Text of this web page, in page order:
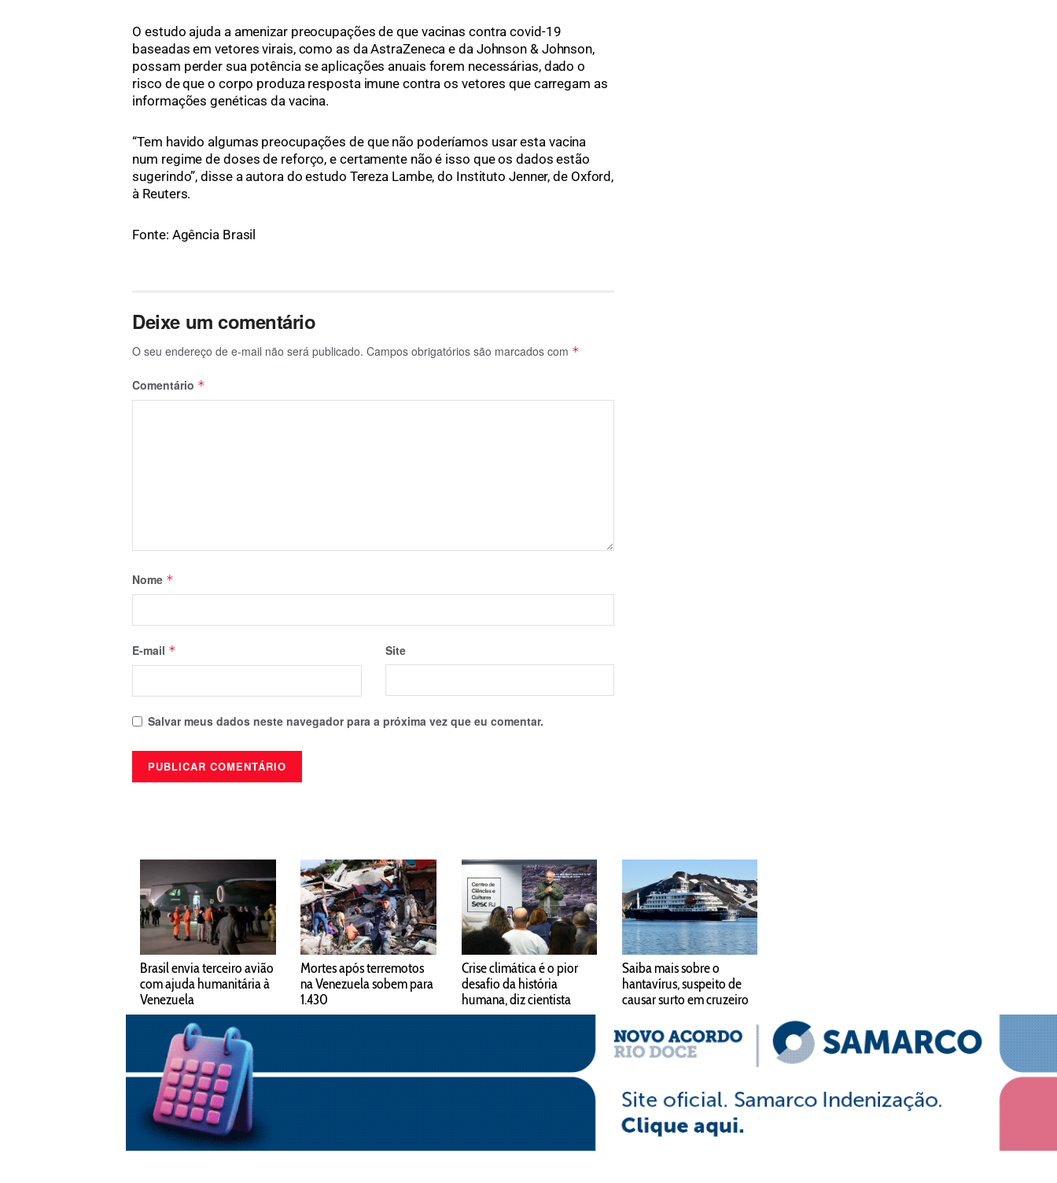
O estudo ajuda a amenizar preocupações de que vacinas contra covid-19
baseadas em vetores virais, como as da AstraZeneca e da Johnson & Johnson,
possam perder sua potência se aplicações anuais forem necessárias, dado o
risco de que o corpo produza resposta imune contra os vetores que carregam as
informações genéticas da vacina.
“Tem havido algumas preocupações de que não poderíamos usar esta vacina
num regime de doses de reforço, e certamente não é isso que os dados estão
sugerindo”, disse a autora do estudo Tereza Lambe, do Instituto Jenner, de Oxford,
à Reuters.
Fonte: Agência Brasil
Deixe um comentário
O seu endereço de e-mail não será publicado. Campos obrigatórios são marcados com *
Comentário *
Nome *
E-mail * Site
Salvar meus dados neste navegador para a próxima vez que eu comentar.
Brasil envia terceiro avião
com ajuda humanitária à
Venezuela
Mortes após terremotos
na Venezuela sobem para
1.430
Crise climática é o pior
desafio da história
humana, diz cientista
Saiba mais sobre o
hantavírus, suspeito de
causar surto em cruzeiro